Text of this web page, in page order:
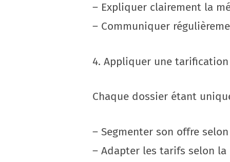
– Expliquer clairement la
– Communiquer
4. Appliquer une
Chaque dossier étant
– Segmenter son offre
– Adapter les tarifs selon